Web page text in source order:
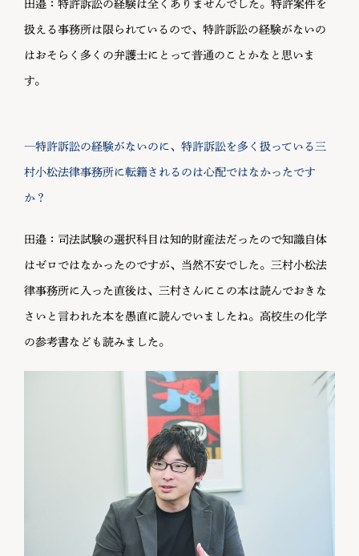
田邉：特許訴訟の経験は全くありませんでした。特許案件を
扱える事務所は限られているので、特許訴訟の経験がないの
はおそらく多くの弁護士にとって普通のことかなと思いま
す。
―特許訴訟の経験がないのに、特許訴訟を多く扱っている三
村小松法律事務所に転籍されるのは心配ではなかったです
か？
田邉：司法試験の選択科目は知的財産法だったので知識自体
はゼロではなかったのですが、当然不安でした。三村小松法
律事務所に入った直後は、三村さんにこの本は読んでおきな
さいと言われた本を愚直に読んでいましたね。高校生の化学
の参考書なども読みました。